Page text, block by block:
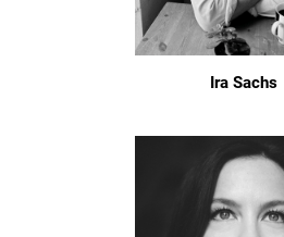
Ira Sachs